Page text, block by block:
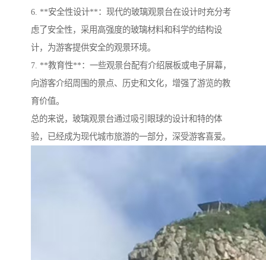
6. **安全性设计**：现代的玻璃观景台在设计时充分考
虑了安全性，采用高强度的玻璃材料和科学的结构设
计，为游客提供安全的观景环境。
7. **教育性**：一些观景台配有介绍展板或电子屏幕，
向游客介绍周围的景点、历史和文化，增强了游览的教
育价值。
总的来说，玻璃观景台通过吸引眼球的设计和特的体
验，已经成为现代城市旅游的一部分，深受游客喜爱。